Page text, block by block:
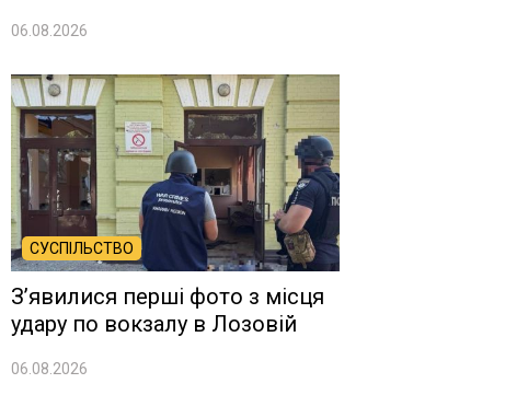
06.08.2026
СУСПІЛЬСТВО
Зʼявилися перші фото з місця
удару по вокзалу в Лозовій
06.08.2026